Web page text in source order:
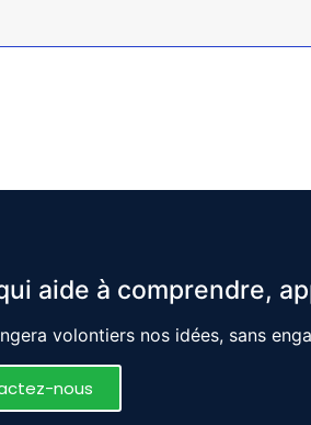
aide à comprendre,
volontiers nos idées, sans
nous